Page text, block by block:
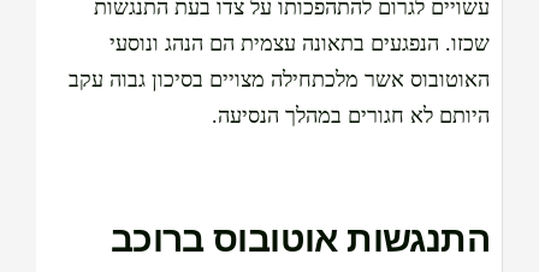
עשויים לגרום להתהפכותו על צדו בעת התנגשות
שכזו. הנפגעים בתאונה עצמית הם הנהג ונוסעי
האוטובוס אשר מלכתחילה מצויים בסיכון גבוה עקב
היותם לא חגורים במהלך הנסיעה.
התנגשות אוטובוס ברוכב